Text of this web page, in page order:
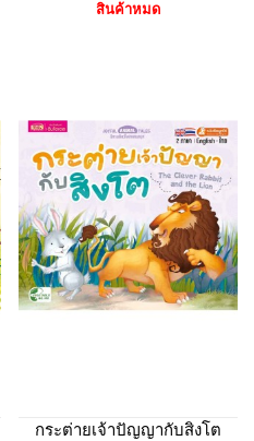
สินค้าหมด
กระต่ายเจ้าปัญญากับสิงโต